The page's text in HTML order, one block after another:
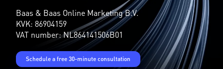
Baas & Baas Online Marketing B.V.
KVK: 86904159
VAT number: NL864141506B01
Schedule a free 30-minute consultation